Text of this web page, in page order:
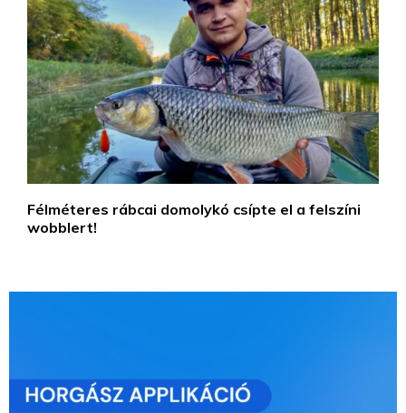
Félméteres rábcai domolykó csípte el a felszíni
wobblert!